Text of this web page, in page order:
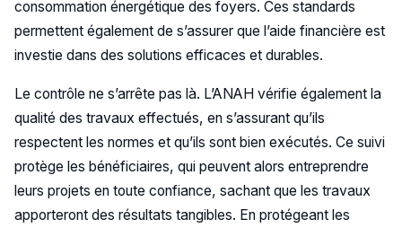
consommation énergétique des foyers. Ces standards
permettent également de s’assurer que l’aide financière est
investie dans des solutions efficaces et durables.
Le contrôle ne s’arrête pas là. L’ANAH vérifie également la
qualité des travaux effectués, en s’assurant qu’ils
respectent les normes et qu’ils sont bien exécutés. Ce suivi
protège les bénéficiaires, qui peuvent alors entreprendre
leurs projets en toute confiance, sachant que les travaux
apporteront des résultats tangibles. En protégeant les